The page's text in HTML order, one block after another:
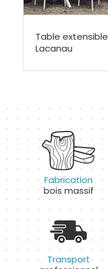
Table extensible
Lacanau
Fabrication
bois massif
Transport